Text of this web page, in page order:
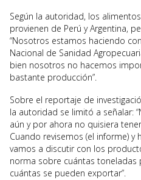
Según la autoridad, los
provienen de Perú y Argentina,
“Nosotros estamos haciendo
Nacional de Sanidad
bien nosotros no hacemos
bastante producción”.
Sobre el reportaje de
la autoridad se limitó a señalar:
aún y por ahora no quisiera
Cuando revisemos (el informe) y
vamos a discutir con los
norma sobre cuántas toneladas
cuántas se pueden exportar”.